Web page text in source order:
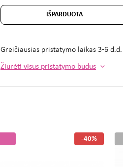
IŠPARDUOTA
Greičiausias pristatymo laikas 3-6 d.d.
Žiūrėti visus pristatymo būdus
-40%